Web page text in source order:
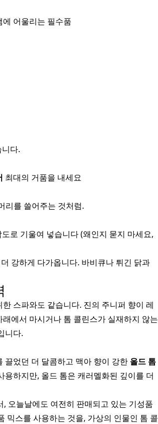
어울리는 필수품
다.
최대의 거품을 내세요
리를 쓸어주는 것처럼.
로 기울여 넣습니다 (왜인지 묻지 마세요,
강하게 다가옵니다. 바비큐나 튀긴 닭과
스파와도 같습니다. 진의 주니퍼 향이 레
에서 마시거나 톰 콜린스가 실재하지 않는
니다.
끌었던 더 달콤하고 맥아 향이 강한 올드 톰
하지만, 올드 톰은 캐러멜화된 깊이를 더
오늘날에도 여전히 판매되고 있는 기성품
믹스를 사용하는 것을, 가상의 인물인 톰 콜